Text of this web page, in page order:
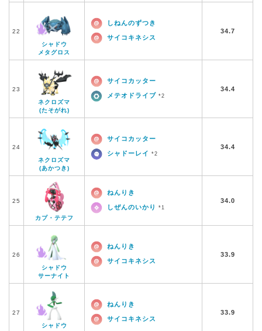
22
シャドウ
メタグロス
しねんのずつき
サイコキネシス
34.7
23
ネクロズマ
(たそがれ)
サイコカッター
メテオドライブ *2
34.4
24
ネクロズマ
(あかつき)
サイコカッター
シャドーレイ *2
34.4
25
カプ・テテフ
ねんりき
しぜんのいかり *1
34.0
26
シャドウ
サーナイト
ねんりき
サイコキネシス
33.9
27
シャドウ
ねんりき
サイコキネシス
33.9